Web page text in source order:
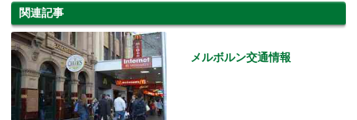
関連記事
メルボルン交通情報